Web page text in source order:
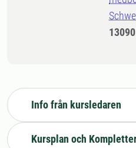
Info från kursledaren
Kursplan och